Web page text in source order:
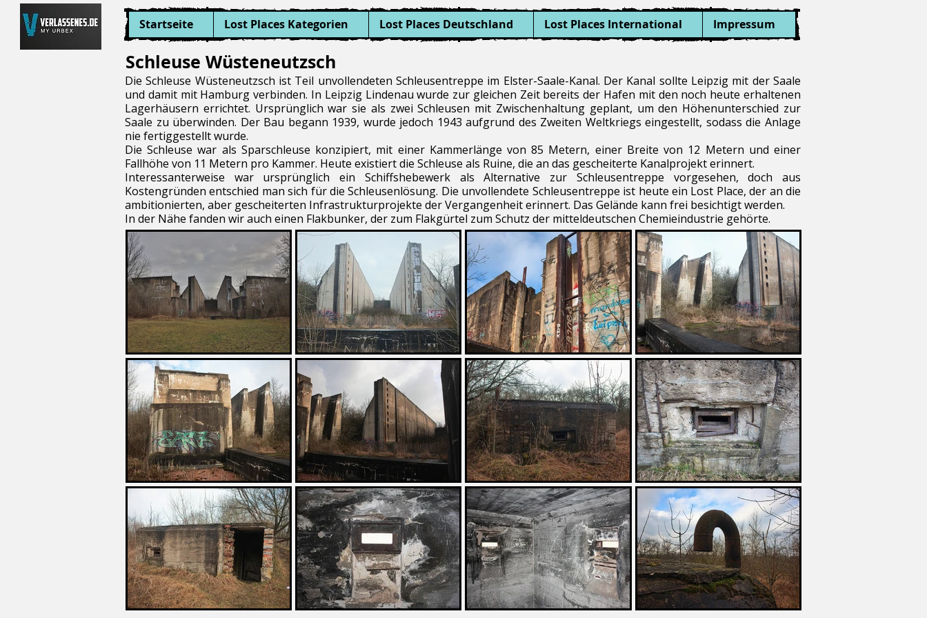
Startseite Lost Places Kategorien Lost Places Deutschland Lost Places International Impressum
Schleuse Wüsteneutzsch
Die Schleuse Wüsteneutzsch ist Teil unvollendeten Schleusentreppe im Elster-Saale-Kanal. Der Kanal sollte Leipzig mit der Saale
und damit mit Hamburg verbinden. In Leipzig Lindenau wurde zur gleichen Zeit bereits der Hafen mit den noch heute erhaltenen
Lagerhäusern errichtet. Ursprünglich war sie als zwei Schleusen mit Zwischenhaltung geplant, um den Höhenunterschied zur
Saale zu überwinden. Der Bau begann 1939, wurde jedoch 1943 aufgrund des Zweiten Weltkriegs eingestellt, sodass die Anlage
nie fertiggestellt wurde.
Die Schleuse war als Sparschleuse konzipiert, mit einer Kammerlänge von 85 Metern, einer Breite von 12 Metern und einer
Fallhöhe von 11 Metern pro Kammer. Heute existiert die Schleuse als Ruine, die an das gescheiterte Kanalprojekt erinnert.
Interessanterweise war ursprünglich ein Schiffshebewerk als Alternative zur Schleusentreppe vorgesehen, doch aus
Kostengründen entschied man sich für die Schleusenlösung. Die unvollendete Schleusentreppe ist heute ein Lost Place, der an die
ambitionierten, aber gescheiterten Infrastrukturprojekte der Vergangenheit erinnert. Das Gelände kann frei besichtigt werden.
In der Nähe fanden wir auch einen Flakbunker, der zum Flakgürtel zum Schutz der mitteldeutschen Chemieindustrie gehörte.